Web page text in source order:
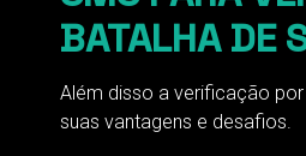
BATALHA DE
Além disso a verificação
suas vantagens e desafios.